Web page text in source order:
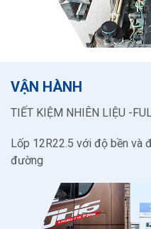
VẬN HÀNH
TIẾT KIỆM NHIÊN LIỆU -
Lốp 12R22.5 với độ bền và
đường